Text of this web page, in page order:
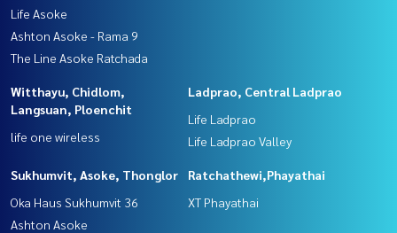
Life Asoke
Ashton Asoke - Rama 9
The Line Asoke Ratchada
Witthayu, Chidlom,
Langsuan, Ploenchit
life one wireless
Ladprao, Central Ladprao
Life Ladprao
Life Ladprao Valley
Sukhumvit, Asoke, Thonglor
Oka Haus Sukhumvit 36
Ashton Asoke
Ratchathewi,Phayathai
XT Phayathai